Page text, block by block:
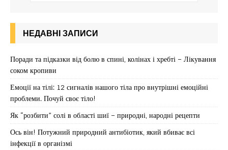
НЕДАВНІ ЗАПИСИ
Поради та підказки від болю в спині, колінах і хребті – Лікування
соком кропиви
Емоції на тілі: 12 сигналів нашого тіла про внутрішні емоційні
проблеми. Почуй своє тіло!
Як “розбити” солі в області шиї – природні, народні рецепти
Ось він! Потужний природний антибіотик, який вбиває всі
інфекції в організмі